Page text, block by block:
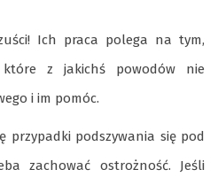
Ich praca polega na tym,
z jakichś powodów nie
i im pomóc.
przypadki podszywania się pod
zachować ostrożność. Jeśli